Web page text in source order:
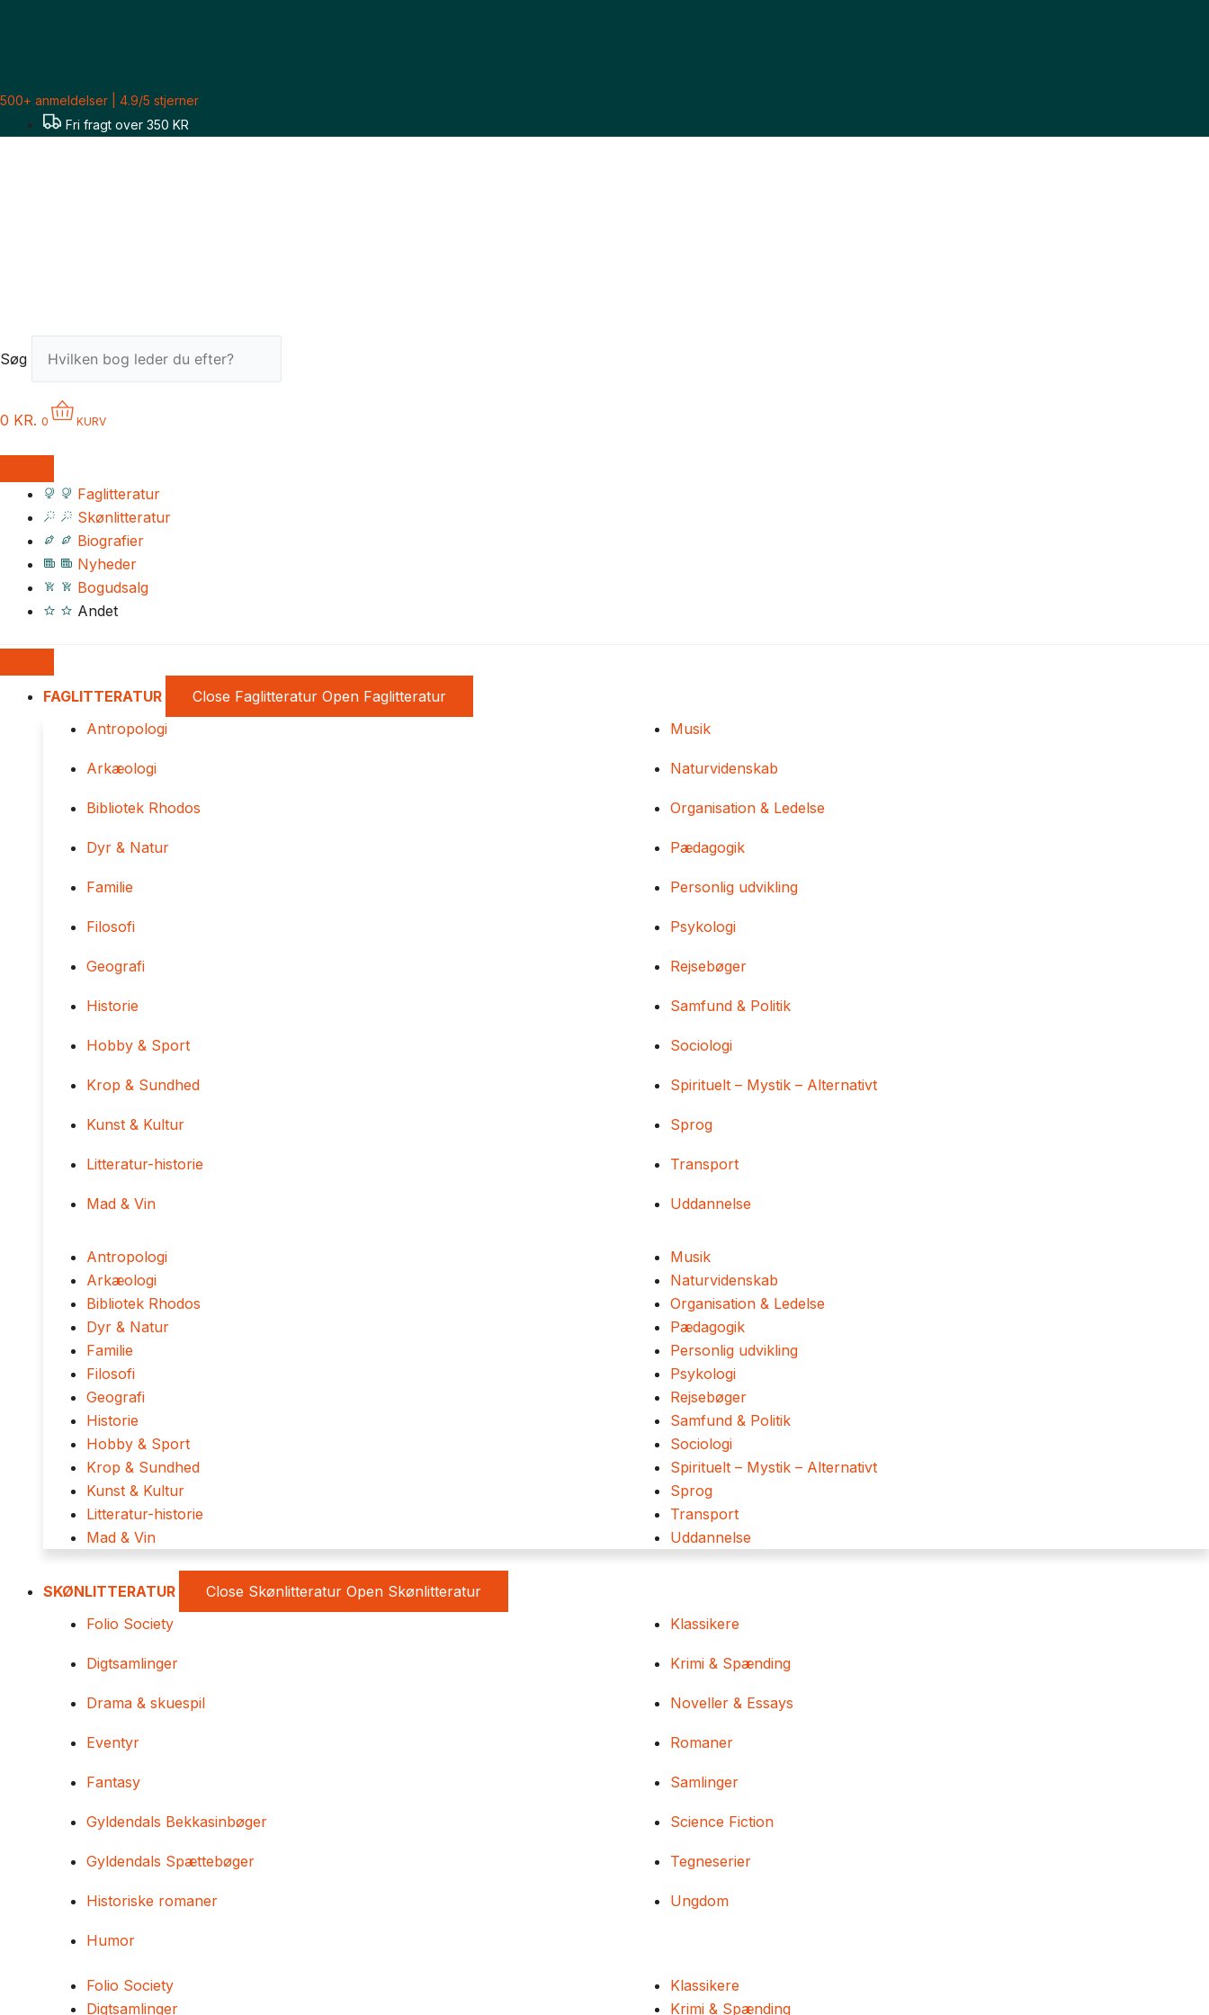
500+ anmeldelser | 4.9/5 stjerner
Fri fragt over 350 KR
Søg
0 KR. 0 KURV
Faglitteratur
Skønlitteratur
Biografier
Nyheder
Bogudsalg
Andet
FAGLITTERATUR Close Faglitteratur Open Faglitteratur
Antropologi
Arkæologi
Bibliotek Rhodos
Dyr & Natur
Familie
Filosofi
Geografi
Historie
Hobby & Sport
Krop & Sundhed
Kunst & Kultur
Litteratur-historie
Mad & Vin
Musik
Naturvidenskab
Organisation & Ledelse
Pædagogik
Personlig udvikling
Psykologi
Rejsebøger
Samfund & Politik
Sociologi
Spirituelt – Mystik – Alternativt
Sprog
Transport
Uddannelse
Antropologi
Arkæologi
Bibliotek Rhodos
Dyr & Natur
Familie
Filosofi
Geografi
Historie
Hobby & Sport
Krop & Sundhed
Kunst & Kultur
Litteratur-historie
Mad & Vin
Musik
Naturvidenskab
Organisation & Ledelse
Pædagogik
Personlig udvikling
Psykologi
Rejsebøger
Samfund & Politik
Sociologi
Spirituelt – Mystik – Alternativt
Sprog
Transport
Uddannelse
SKØNLITTERATUR Close Skønlitteratur Open Skønlitteratur
Folio Society
Digtsamlinger
Drama & skuespil
Eventyr
Fantasy
Gyldendals Bekkasinbøger
Gyldendals Spættebøger
Historiske romaner
Humor
Klassikere
Krimi & Spænding
Noveller & Essays
Romaner
Samlinger
Science Fiction
Tegneserier
Ungdom
Folio Society
Digtsamlinger
Klassikere
Krimi & Spænding